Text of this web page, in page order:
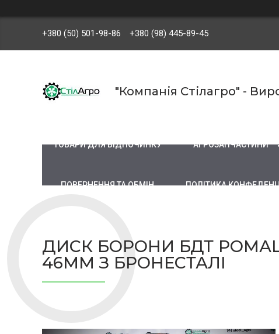
+380 (50) 501-98-86 +380 (98) 445-89-45
"Компанія Стілагро" -
ТОВАРИ ДЛЯ ВІДПОЧИНКУ АГРОЗАПЧАСТИНИ
ПОВЕРНЕННЯ ТА ОБМІН ПОЛІТИКА
ДИСК БОРОНИ БДТ
46ММ З БРОНЕСТАЛІ